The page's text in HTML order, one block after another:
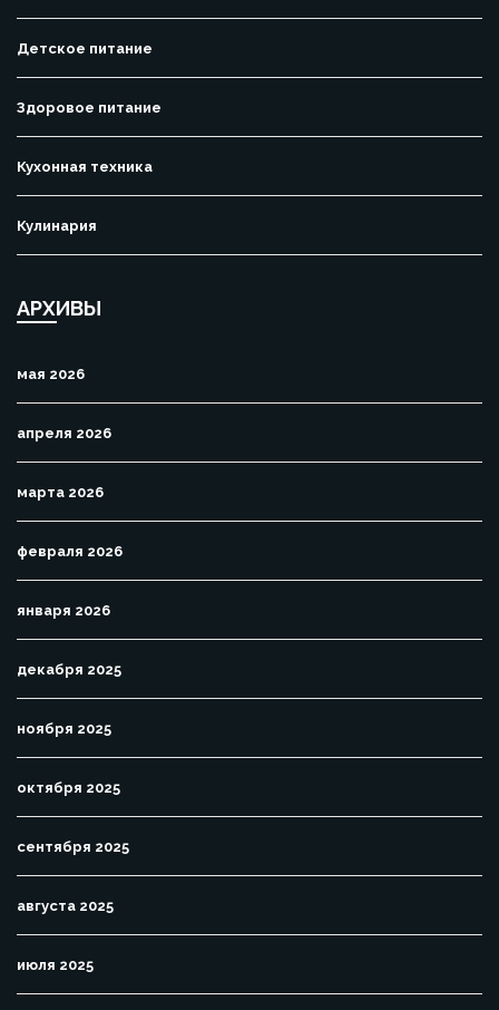
Детское питание
Здоровое питание
Кухонная техника
Кулинария
АРХИВЫ
мая 2026
апреля 2026
марта 2026
февраля 2026
января 2026
декабря 2025
ноября 2025
октября 2025
сентября 2025
августа 2025
июля 2025